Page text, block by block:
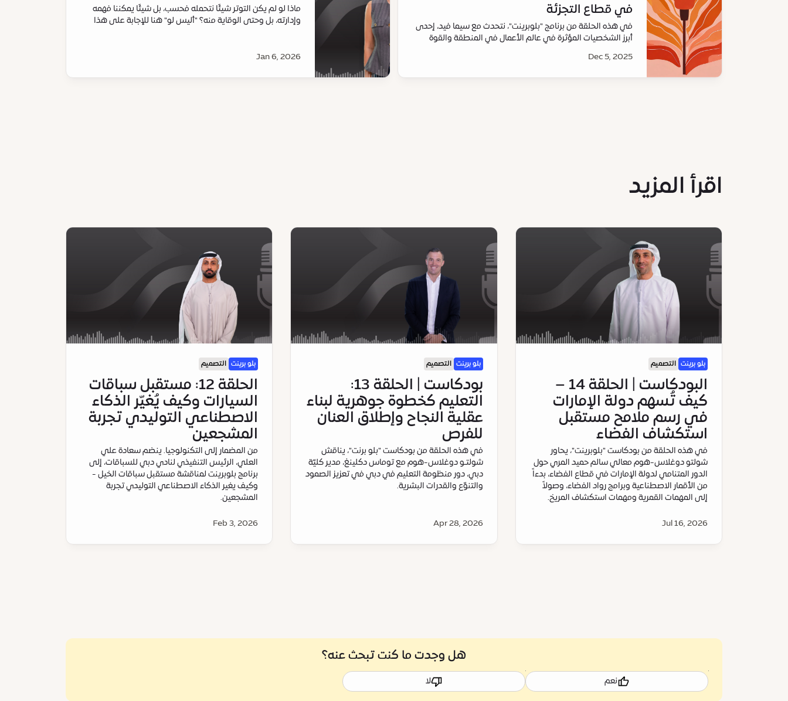
في قطاع التجزئة
في هذه الحلقة من برنامج "بلوبرينت"، نتحدث مع سيما فيد، إحدى
أبرز الشخصيات المؤثرة في عالم الأعمال في المنطقة والقوة
Dec 5, 2025
ماذا لو لم يكن التوتر شيئًا نتحمله فحسب، بل شيئًا يمكننا فهمه
وإدارته، بل وحتى الوقاية منه؟ "أليس لو" هنا للإجابة على هذا
Jan 6, 2026
بلو برينت التصميم
البودكاست | الحلقة 14 –
كيف تُسهم دولة الإمارات
في رسم ملامح مستقبل
استكشاف الفضاء
في هذه الحلقة من بودكاست "بلوبرينت"، يحاور
شولتو دوغلاس-هوم معالي سالم حميد المري حول
الدور المتنامي لدولة الإمارات في قطاع الفضاء، بدءاً
من الأقمار الاصطناعية وبرامج رواد الفضاء، وصولاً
إلى المهمات القمرية ومهمات استكشاف المريخ.
Jul 16, 2026
بلو برينت التصميم
بودكاست | الحلقة 13:
التعليم كخطوة جوهرية لبناء
عقلية النجاح وإطلاق العنان
للفرص
في هذه الحلقة من بودكاست "بلو برنت"، يناقش
شولتـو دوغلاس-هوم مع توماس دكلينغ، مدير كليّة
دبي، دور منظومة التعليم في دبي في تعزيز الصمود
والتنوّع والقدرات البشرية.
Apr 28, 2026
بلو برينت التصميم
الحلقة 12: مستقبل سباقات
السيارات وكيف يُغيّر الذكاء
الاصطناعي التوليدي تجربة
المشجعين
من المضمار إلى التكنولوجيا. ينضم سعادة علي
العلي، الرئيس التنفيذي لنادي دبي للسباقات، إلى
برنامج بلوبرينت لمناقشة مستقبل سباقات الخيل -
وكيف يغير الذكاء الاصطناعي التوليدي تجربة
المشجعين.
Feb 3, 2026
اقرأ المزيد
هل وجدت ما كنت تبحث عنه؟
نعم لا